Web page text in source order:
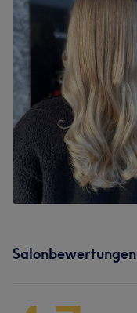
Salonbewertungen